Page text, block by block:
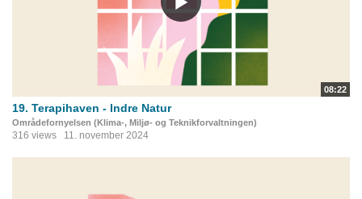
08:22
19. Terapihaven - Indre Natur
Områdefornyelsen (Klima-, Miljø- og Teknikforvaltningen)
316 views 11. november 2024